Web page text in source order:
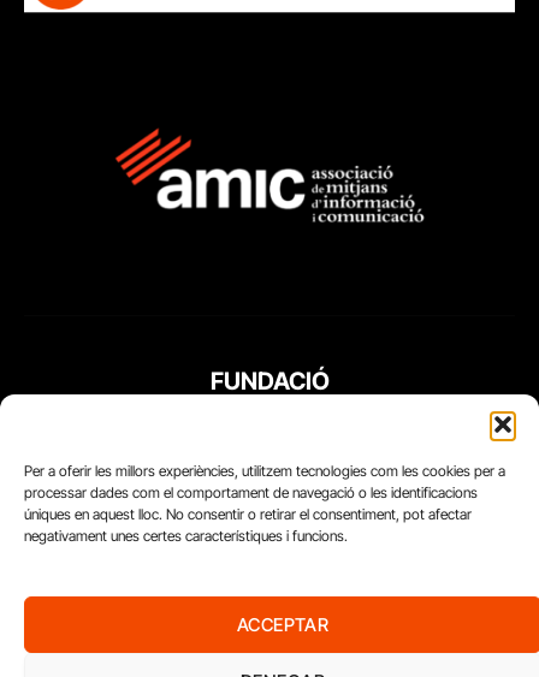
Per a oferir les millors experiències, utilitzem tecnologies com les cookies per a
processar dades com el comportament de navegació o les identificacions
úniques en aquest lloc. No consentir o retirar el consentiment, pot afectar
negativament unes certes característiques i funcions.
ACCEPTAR
FUNDACIÓ